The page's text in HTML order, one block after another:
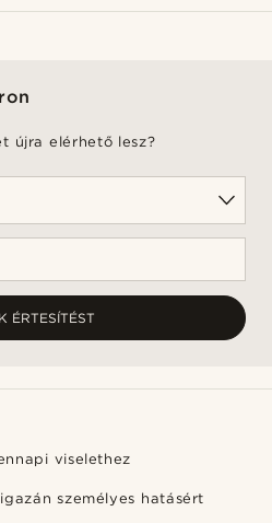
újra elérhető lesz?
ÉRTESÍTÉST
viselethez
személyes hatásért